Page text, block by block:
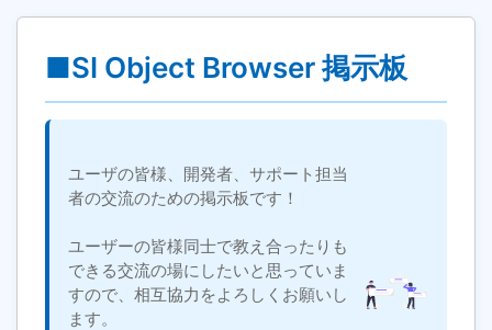
■SI Object Browser 掲示板
ユーザの皆様、開発者、サポート担当
者の交流のための掲示板です！
ユーザーの皆様同士で教え合ったりも
できる交流の場にしたいと思っていま
すので、相互協力をよろしくお願いし
ます。